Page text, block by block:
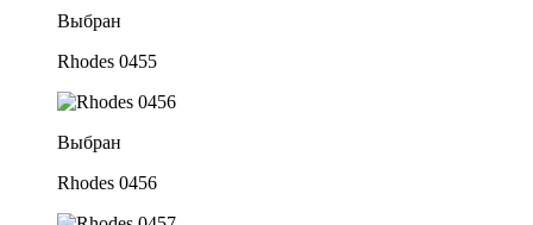
Выбран
Rhodes 0455
Выбран
Rhodes 0456